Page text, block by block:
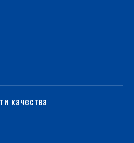
качества